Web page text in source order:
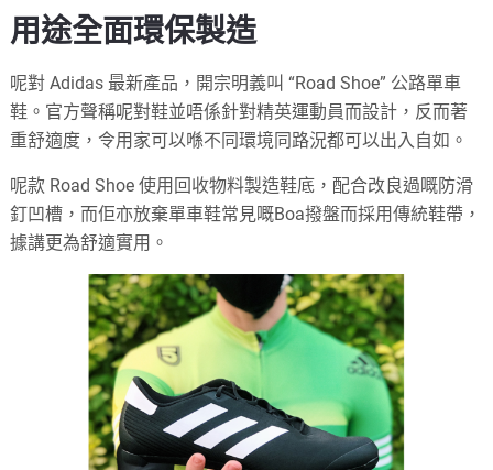
用途全面環保製造
呢對 Adidas 最新產品，開宗明義叫 “Road Shoe” 公路單車
鞋。官方聲稱呢對鞋並唔係針對精英運動員而設計，反而著
重舒適度，令用家可以喺不同環境同路況都可以出入自如。
呢款 Road Shoe 使用回收物料製造鞋底，配合改良過嘅防滑
釘凹槽，而佢亦放棄單車鞋常見嘅Boa撥盤而採用傳統鞋帶，
據講更為舒適實用。